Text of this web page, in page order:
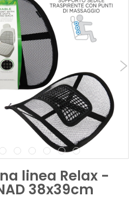
linea Relax -
38x39cm